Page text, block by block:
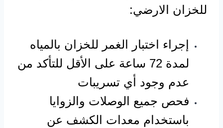
للخزان الارضي:
إجراء اختبار الغمر للخزان بالمياه
لمدة 72 ساعة على الأقل للتأكد من
عدم وجود أي تسريبات
فحص جميع الوصلات والزوايا
باستخدام معدات الكشف عن